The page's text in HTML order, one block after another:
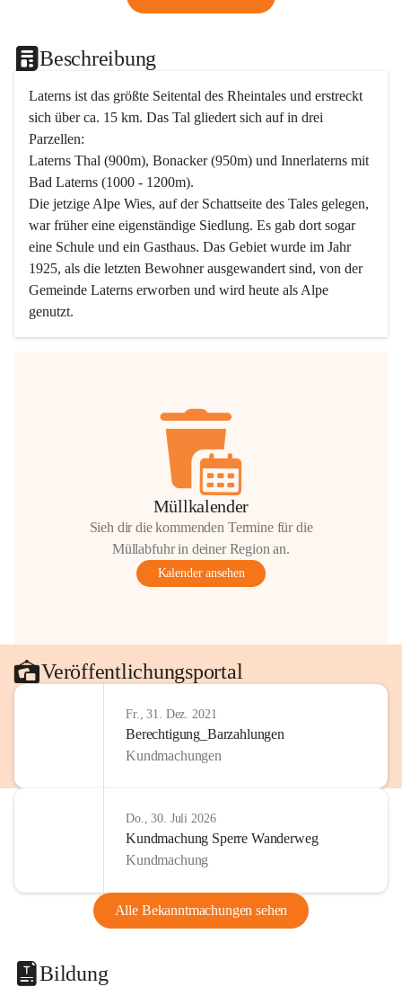
Beschreibung
Laterns ist das größte Seitental des Rheintales und erstreckt
sich über ca. 15 km. Das Tal gliedert sich auf in drei
Parzellen:
Laterns Thal (900m), Bonacker (950m) und Innerlaterns mit
Bad Laterns (1000 - 1200m).
Die jetzige Alpe Wies, auf der Schattseite des Tales gelegen,
war früher eine eigenständige Siedlung. Es gab dort sogar
eine Schule und ein Gasthaus. Das Gebiet wurde im Jahr
1925, als die letzten Bewohner ausgewandert sind, von der
Gemeinde Laterns erworben und wird heute als Alpe
genutzt.
Müllkalender
Sieh dir die kommenden Termine für die
Müllabfuhr in deiner Region an.
Kalender ansehen
Veröffentlichungsportal
Fr., 31. Dez. 2021
Berechtigung_Barzahlungen
Kundmachungen
Do., 30. Juli 2026
Kundmachung Sperre Wanderweg
Kundmachung
Alle Bekanntmachungen sehen
Bildung